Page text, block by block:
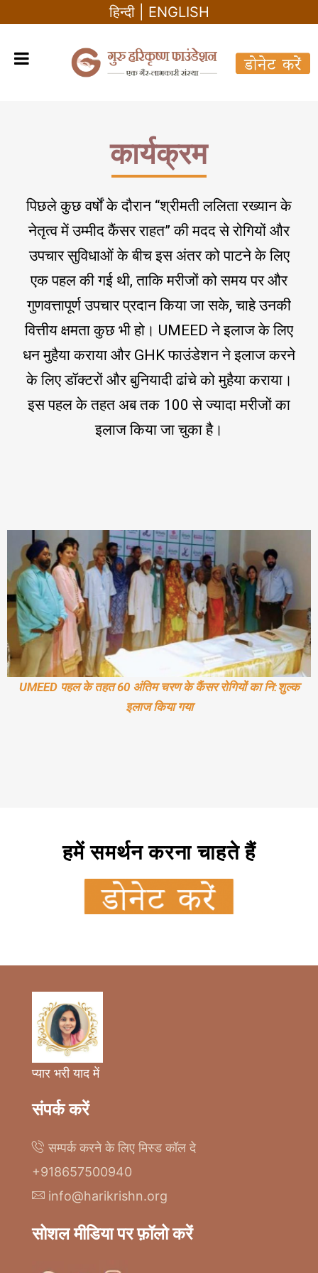
हिन्दी| ENGLISH
कार्यक्रम
पिछले कुछ वर्षों के दौरान “श्रीमती ललिता रख्यान के
नेतृत्व में उम्मीद कैंसर राहत” की मदद से रोगियों और
उपचार सुविधाओं के बीच इस अंतर को पाटने के लिए
एक पहल की गई थी, ताकि मरीजों को समय पर और
गुणवत्तापूर्ण उपचार प्रदान किया जा सके, चाहे उनकी
वित्तीय क्षमता कुछ भी हो। UMEED ने इलाज के लिए
धन मुहैया कराया और GHK फाउंडेशन ने इलाज करने
के लिए डॉक्टरों और बुनियादी ढांचे को मुहैया कराया।
इस पहल के तहत अब तक 100 से ज्यादा मरीजों का
इलाज किया जा चुका है।
UMEED पहल के तहत 60 अंतिम चरण के कैंसर रोगियों का नि:शुल्क
इलाज किया गया
हमें समर्थन करना चाहते हैं
प्यार भरी याद में
संपर्क करें
सम्पर्क करने के लिए मिस्ड कॉल दे
+918657500940
info@harikrishn.org
सोशल मीडिया पर फ़ॉलो करें